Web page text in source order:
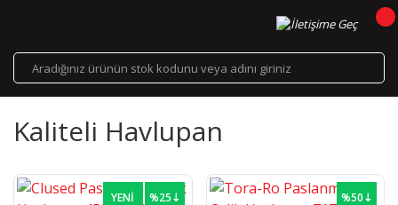
Kaliteli Havlupan
%25⇣
YENİ %50⇣